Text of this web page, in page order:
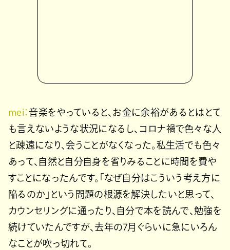
mei：音楽をやっていると、お金に余裕があるとはとて
も言えないような状況になるし、コロナ禍で色々な人
と疎遠になり、会うことがなくなった。私生活でも色々
あって、自然と自分自身を省りみることに時間を費や
すことになったんです。「なぜ自分はこういう考え方に
陥るのか」という問題の根源を解決したいと思って、
カウンセリングに通ったり、自分で本を読んで、勉強を
続けていたんですが、去年の7月ぐらいに急にいろん
なことが吹っ切れて。